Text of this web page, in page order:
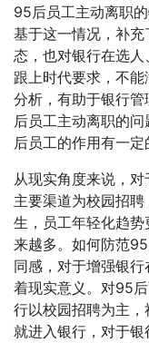
95后员工主动离职
基于这一情况，补
态，也对银行在选
跟上时代要求，不
分析，有助于银行
后员工主动离职的
后员工的作用有一定
从现实角度来说，
主要渠道为校园招
生，员工年轻化趋
来越多。如何防范
同感，对于增强银
着现实意义。对95
行以校园招聘为主
就进入银行，对于